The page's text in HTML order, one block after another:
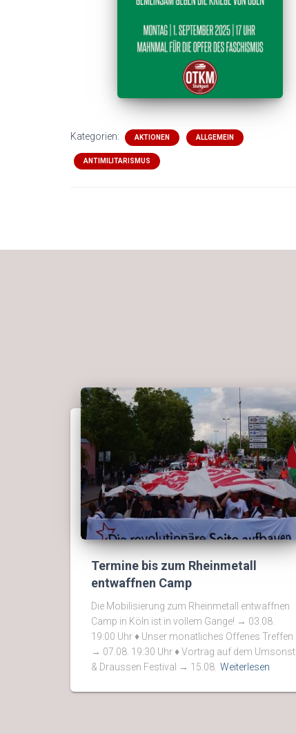
Kategorien: AKTIONEN ALLGEMEIN
ANTIMILITARISMUS
Termine bis zum Rheinmetall
entwaffnen Camp
Die Mobilisierung zum Rheinmetall entwaffnen
Camp in Köln ist in vollem Gange! → 03.08.
19:00 Uhr ♦ Unser monatliches Offenes Treffen
→ 07.08. 19:30 Uhr ♦ Vortrag auf dem Umsonst
& Draussen Festival → 15.08. Weiterlesen